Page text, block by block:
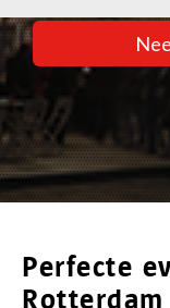
Perfecte
Rotterdam